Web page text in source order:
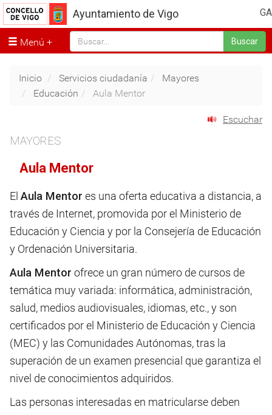
GA
Ayuntamiento de Vigo
Menú Buscar
Inicio Servicios ciudadanía
Mayores
Educación
Aula Mentor
Escuchar
MAYORES
Aula Mentor
El Aula Mentor es una oferta educativa a distancia, a
través de Internet, promovida por el Ministerio de
Educación y Ciencia y por la Consejería de Educación
y Ordenación Universitaria.
Aula Mentor ofrece un gran número de cursos de
temática muy variada: informática, administración,
salud, medios audiovisuales, idiomas, etc., y son
certificados por el Ministerio de Educación y Ciencia
(MEC) y las Comunidades Autónomas, tras la
superación de un examen presencial que garantiza el
nivel de conocimientos adquiridos.
Las personas interesadas en matricularse deben